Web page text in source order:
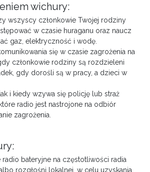
wichury:
wszyscy członkowie Twojej rodziny
w czasie huraganu oraz naucz
gaz, elektryczność i wodę.
się w czasie zagrożenia na
członkowie rodziny są rozdzieleni
gdy dorośli są w pracy, a dzieci w
i kiedy wzywa się policję lub straż
radio jest nastrojone na odbiór
zagrożenia.
radio bateryjne na częstotliwości radia
rozgłośni lokalnej, w celu uzyskania